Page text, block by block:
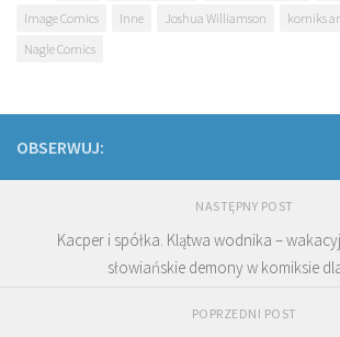
Image Comics Inne Joshua Williamson
komiks
Nagle Comics
OBSERWUJ:
NASTĘPNY POST
Kacper i spółka. Klątwa wodnika –
słowiańskie demony w komiksie
POPRZEDNI POST